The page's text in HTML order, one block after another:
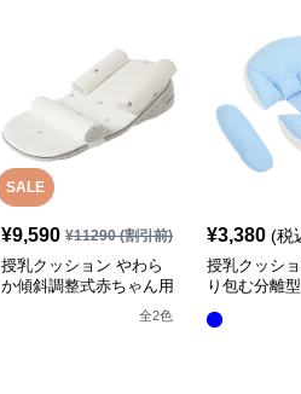
SALE
¥9,590 ¥11290(割引前)
授乳クッション やわら
か傾斜調整式赤ちゃん用
全2色
¥3,380 (税
授乳クッシ
り包む分離